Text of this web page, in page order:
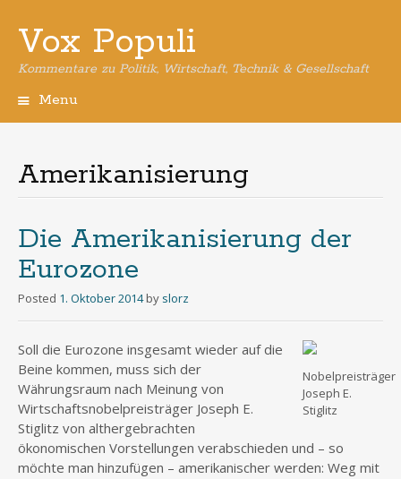
Vox Populi
Kommentare zu Politik, Wirtschaft, Technik & Gesellschaft
Menu
Amerikanisierung
Die Amerikanisierung der
Eurozone
Posted 1. Oktober 2014 by slorz
Nobelpreisträger
Joseph E.
Stiglitz
Soll die Eurozone insgesamt wieder auf die
Beine kommen, muss sich der
Währungsraum nach Meinung von
Wirtschaftsnobelpreisträger Joseph E.
Stiglitz von althergebrachten
ökonomischen Vorstellungen verabschieden und – so
möchte man hinzufügen – amerikanischer werden: Weg mit